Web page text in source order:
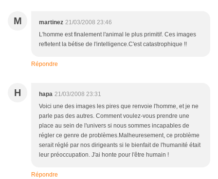
M martinez 21/03/2008 23:46
L'homme est finalement l'animal le plus primitif. Ces images
refletent la bétise de l'intelligence.C'est catastrophique !!
Répondre
H hapa 21/03/2008 23:31
Voici une des images les pires que renvoie l'homme, et je ne
parle pas des autres. Comment voulez-vous prendre une
place au sein de l'univers si nous sommes incapables de
régler ce genre de problèmes.Malheuresement, ce problème
serait réglé par nos dirigeants si le bienfait de l'humanité était
leur préoccupation. J'ai honte pour l'être humain !
Répondre